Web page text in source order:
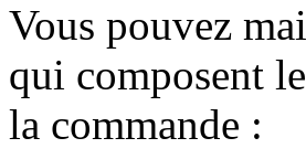
Vous pouvez
qui composent
la commande :